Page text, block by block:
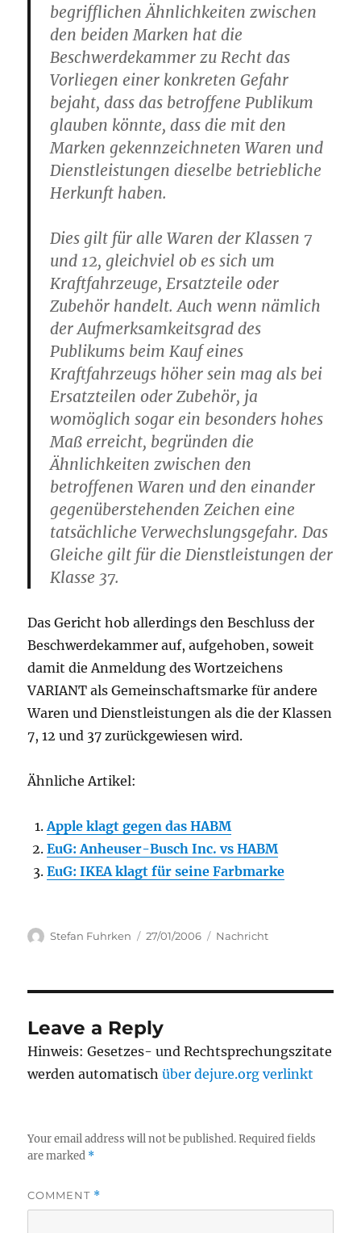
begrifflichen Ähnlichkeiten zwischen
den beiden Marken hat die
Beschwerdekammer zu Recht das
Vorliegen einer konkreten Gefahr
bejaht, dass das betroffene Publikum
glauben könnte, dass die mit den
Marken gekennzeichneten Waren und
Dienstleistungen dieselbe betriebliche
Herkunft haben.
Dies gilt für alle Waren der Klassen 7
und 12, gleichviel ob es sich um
Kraftfahrzeuge, Ersatzteile oder
Zubehör handelt. Auch wenn nämlich
der Aufmerksamkeitsgrad des
Publikums beim Kauf eines
Kraftfahrzeugs höher sein mag als bei
Ersatzteilen oder Zubehör, ja
womöglich sogar ein besonders hohes
Maß erreicht, begründen die
Ähnlichkeiten zwischen den
betroffenen Waren und den einander
gegenüberstehenden Zeichen eine
tatsächliche Verwechslungsgefahr. Das
Gleiche gilt für die Dienstleistungen der
Klasse 37.
Das Gericht hob allerdings den Beschluss der
Beschwerdekammer auf, aufgehoben, soweit
damit die Anmeldung des Wortzeichens
VARIANT als Gemeinschaftsmarke für andere
Waren und Dienstleistungen als die der Klassen
7, 12 und 37 zurückgewiesen wird.
Ähnliche Artikel:
Apple klagt gegen das HABM
EuG: Anheuser-Busch Inc. vs HABM
EuG: IKEA klagt für seine Farbmarke
Author
Stefan Fuhrken
Posted
27/01/2006 Categories
Nachricht
Leave a Reply
Hinweis: Gesetzes- und Rechtsprechungszitate
werden automatischüber dejure.org verlinkt
Your email address will not be published. Required fields
are marked *
COMMENT *